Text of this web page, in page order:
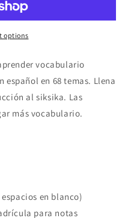
options
vocabulario
español en 68 temas. Llena
al siksika. Las
más vocabulario.
en blanco)
para notas